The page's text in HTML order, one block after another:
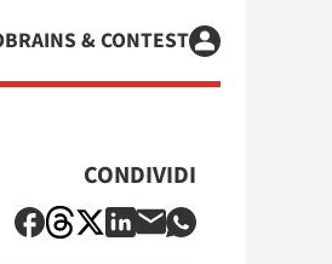
BRAINS & CONTEST
CONDIVIDI